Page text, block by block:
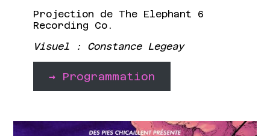
Projection de The Elephant 6
Recording Co.
Visuel : Constance Legeay
→Programmation